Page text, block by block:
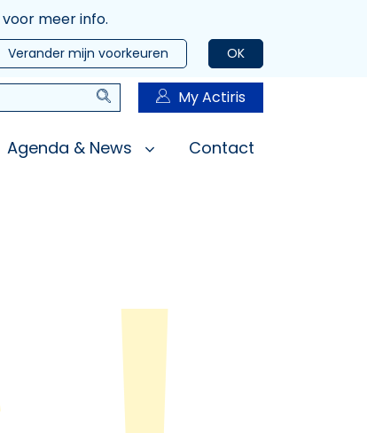
voor meer info.
OK
Verander mijn voorkeuren
Zoeken My Actiris
Agenda & News Contact